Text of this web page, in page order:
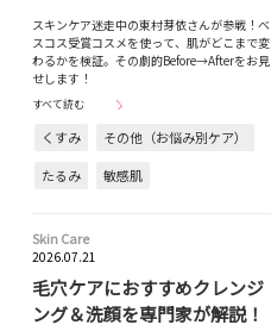
スキンケア迷走中の東村芽依さんが参戦！ベ
スコス受賞コスメを使って、肌がどこまで変
わるかを検証。その劇的Before→Afterをお見
せします！
すべて読む
くすみ
その他（お悩み別ケア）
たるみ
敏感肌
Skin Care
2026.07.21
毛穴ケアにおすすめクレンジ
ング＆洗顔を専門家が解説！